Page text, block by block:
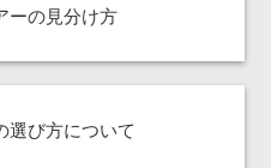
ーの見分け方
選び方について